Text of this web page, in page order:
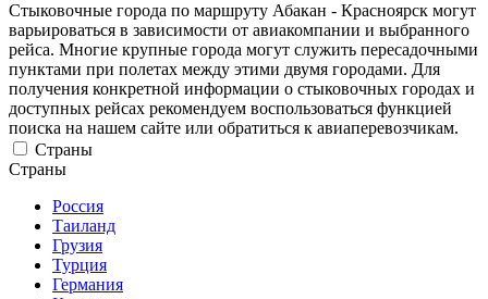
Стыковочные города по маршруту Абакан - Красноярск могут
варьироваться в зависимости от авиакомпании и выбранного
рейса. Многие крупные города могут служить пересадочными
пунктами при полетах между этими двумя городами. Для
получения конкретной информации о стыковочных городах и
доступных рейсах рекомендуем воспользоваться функцией
поиска на нашем сайте или обратиться к авиаперевозчикам.
Страны
Страны
Россия
Таиланд
Грузия
Турция
Германия